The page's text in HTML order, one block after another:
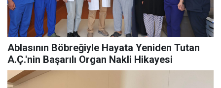
Ablasının Böbreğiyle Hayata Yeniden Tutan
A.Ç.'nin Başarılı Organ Nakli Hikayesi